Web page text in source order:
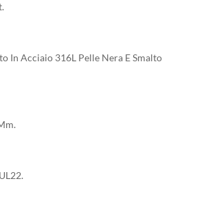
In Acciaio 316L Pelle Nera E Smalto